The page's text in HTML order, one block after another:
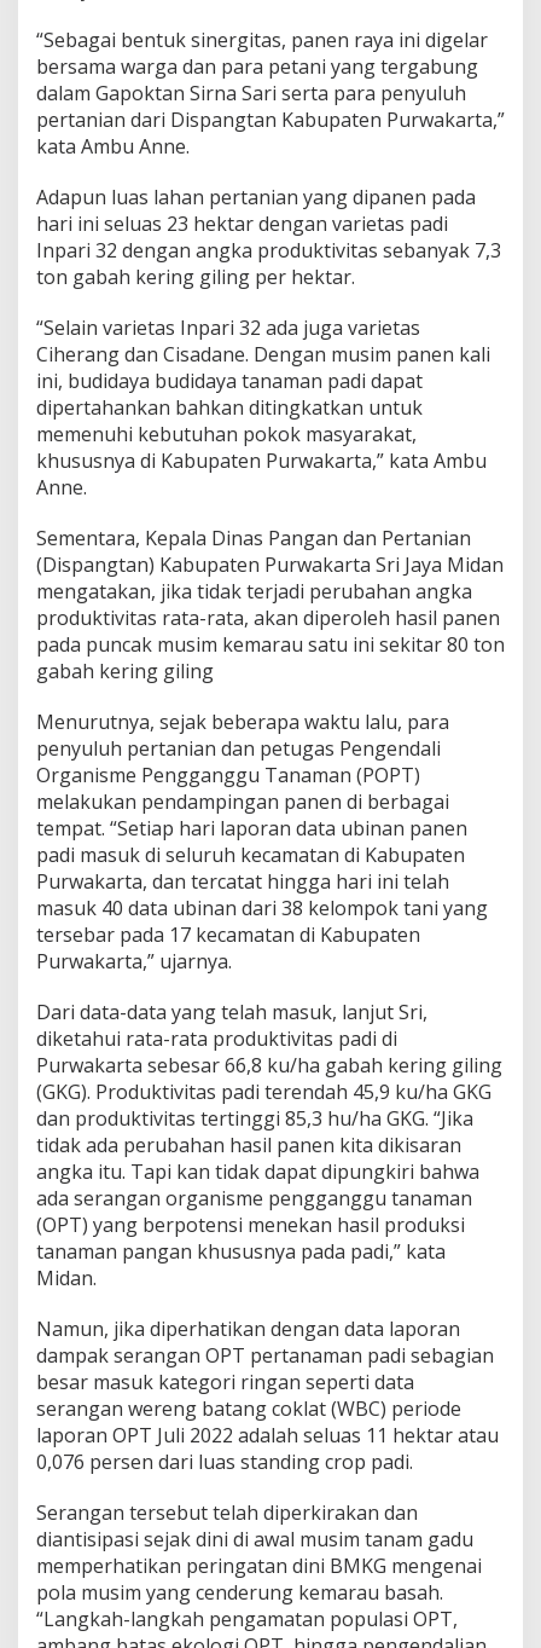
“Sebagai bentuk sinergitas, panen raya ini digelar
bersama warga dan para petani yang tergabung
dalam Gapoktan Sirna Sari serta para penyuluh
pertanian dari Dispangtan Kabupaten Purwakarta,”
kata Ambu Anne.
Adapun luas lahan pertanian yang dipanen pada
hari ini seluas 23 hektar dengan varietas padi
Inpari 32 dengan angka produktivitas sebanyak 7,3
ton gabah kering giling per hektar.
“Selain varietas Inpari 32 ada juga varietas
Ciherang dan Cisadane. Dengan musim panen kali
ini, budidaya budidaya tanaman padi dapat
dipertahankan bahkan ditingkatkan untuk
memenuhi kebutuhan pokok masyarakat,
khususnya di Kabupaten Purwakarta,” kata Ambu
Anne.
Sementara, Kepala Dinas Pangan dan Pertanian
(Dispangtan) Kabupaten Purwakarta Sri Jaya Midan
mengatakan, jika tidak terjadi perubahan angka
produktivitas rata-rata, akan diperoleh hasil panen
pada puncak musim kemarau satu ini sekitar 80 ton
gabah kering giling
Menurutnya, sejak beberapa waktu lalu, para
penyuluh pertanian dan petugas Pengendali
Organisme Pengganggu Tanaman (POPT)
melakukan pendampingan panen di berbagai
tempat. “Setiap hari laporan data ubinan panen
padi masuk di seluruh kecamatan di Kabupaten
Purwakarta, dan tercatat hingga hari ini telah
masuk 40 data ubinan dari 38 kelompok tani yang
tersebar pada 17 kecamatan di Kabupaten
Purwakarta,” ujarnya.
Dari data-data yang telah masuk, lanjut Sri,
diketahui rata-rata produktivitas padi di
Purwakarta sebesar 66,8 ku/ha gabah kering giling
(GKG). Produktivitas padi terendah 45,9 ku/ha GKG
dan produktivitas tertinggi 85,3 hu/ha GKG. “Jika
tidak ada perubahan hasil panen kita dikisaran
angka itu. Tapi kan tidak dapat dipungkiri bahwa
ada serangan organisme pengganggu tanaman
(OPT) yang berpotensi menekan hasil produksi
tanaman pangan khususnya pada padi,” kata
Midan.
Namun, jika diperhatikan dengan data laporan
dampak serangan OPT pertanaman padi sebagian
besar masuk kategori ringan seperti data
serangan wereng batang coklat (WBC) periode
laporan OPT Juli 2022 adalah seluas 11 hektar atau
0,076 persen dari luas standing crop padi.
Serangan tersebut telah diperkirakan dan
diantisipasi sejak dini di awal musim tanam gadu
memperhatikan peringatan dini BMKG mengenai
pola musim yang cenderung kemarau basah.
“Langkah-langkah pengamatan populasi OPT,